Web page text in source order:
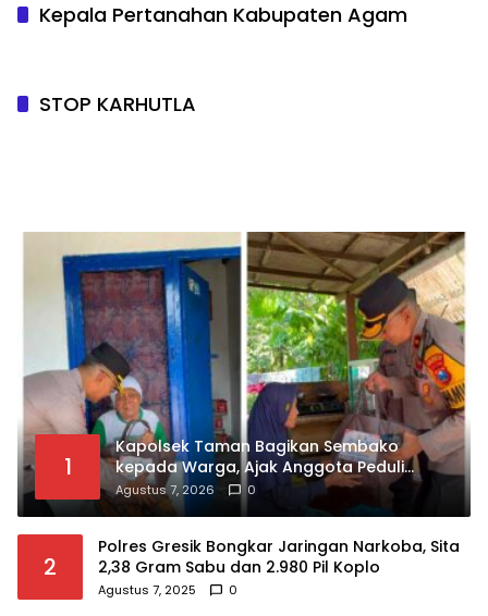
Kepala Pertanahan Kabupaten Agam
STOP KARHUTLA
1
Kapolsek Taman Bagikan Sembako
kepada Warga, Ajak Anggota Peduli
Sosial
Agustus 7, 2026 0
2
Polres Gresik Bongkar Jaringan Narkoba, Sita
2,38 Gram Sabu dan 2.980 Pil Koplo
Agustus 7, 2025 0